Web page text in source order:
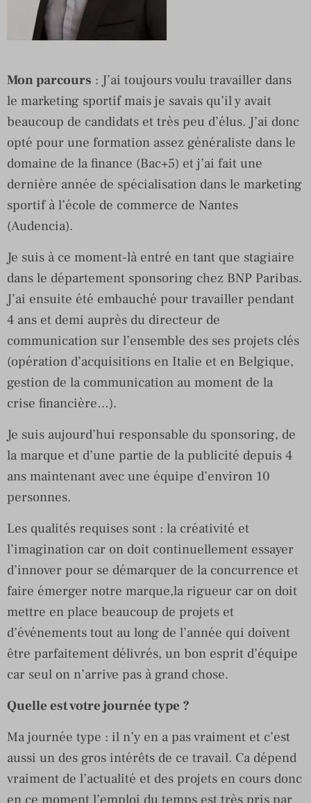
Mon parcours : J’ai toujours voulu travailler dans
le marketing sportif mais je savais qu’il y avait
beaucoup de candidats et très peu d’élus. J’ai donc
opté pour une formation assez généraliste dans le
domaine de la finance (Bac+5) et j’ai fait une
dernière année de spécialisation dans le marketing
sportif à l’école de commerce de Nantes
(Audencia).
Je suis à ce moment-là entré en tant que stagiaire
dans le département sponsoring chez BNP Paribas.
J’ai ensuite été embauché pour travailler pendant
4 ans et demi auprès du directeur de
communication sur l’ensemble des ses projets clés
(opération d’acquisitions en Italie et en Belgique,
gestion de la communication au moment de la
crise financière…).
Je suis aujourd’hui responsable du sponsoring, de
la marque et d’une partie de la publicité depuis 4
ans maintenant avec une équipe d’environ 10
personnes.
Les qualités requises sont : la créativité et
l’imagination car on doit continuellement essayer
d’innover pour se démarquer de la concurrence et
faire émerger notre marque,la rigueur car on doit
mettre en place beaucoup de projets et
d’événements tout au long de l’année qui doivent
être parfaitement délivrés, un bon esprit d’équipe
car seul on n’arrive pas à grand chose.
Quelle est votre journée type ?
Ma journée type : il n’y en a pas vraiment et c’est
aussi un des gros intérêts de ce travail. Ca dépend
vraiment de l’actualité et des projets en cours donc
en ce moment l’emploi du temps est très pris par